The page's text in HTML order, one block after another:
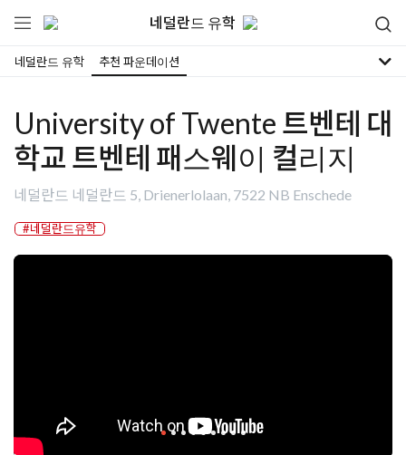
네덜란드 유학
네덜란드 유학 추천 파운데이션
University of Twente 트벤테 대
학교 트벤테 패스웨이 컬리지
네덜란드 네덜란드 5, Drienerlolaan, 7522 NB Enschede
#네덜란드유학